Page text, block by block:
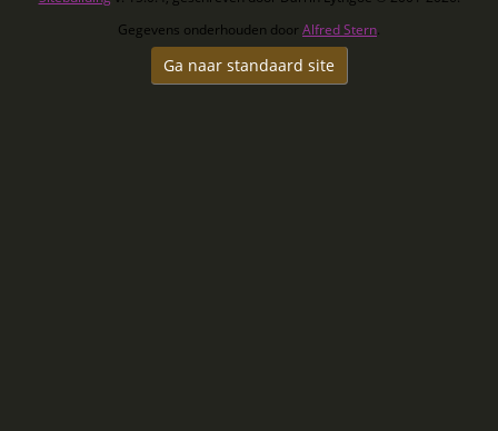
Gegevens onderhouden door Alfred Stern.
Ga naar standaard site